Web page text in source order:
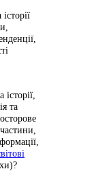
історії,
та